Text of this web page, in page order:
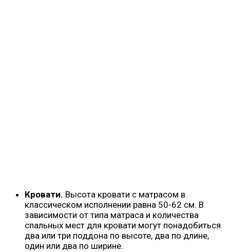
Кровати. Высота кровати с матрасом в
классическом исполнении равна 50-62 см. В
зависимости от типа матраса и количества
спальных мест для кровати могут понадобиться
два или три поддона по высоте, два по длине,
один или два по ширине.